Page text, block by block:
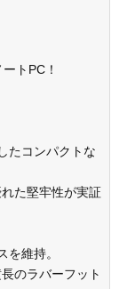
トPC！
たコンパクトな
た堅牢性が実証
維持。
のラバーフット